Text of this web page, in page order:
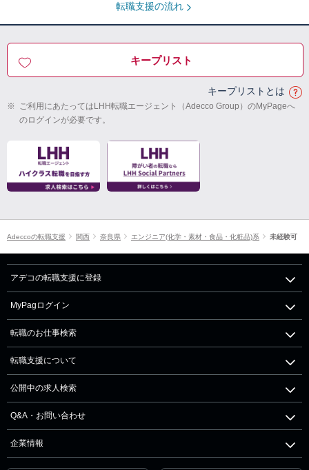
転職支援の流れ
キープリスト
キープリストとは
※ ご利用にあたってはLHH転職エージェント（Adecco Group）のMyPageへ
のログインが必要です。
Adeccoの転職支援 関西 奈良県 エンジニア(化学・素材・食品・化粧品)系 未経験可
アデコの転職支援に登録
MyPagログイン
転職のお仕事検索
転職支援について
公開中の求人検索
Q&A・お問い合わせ
企業情報